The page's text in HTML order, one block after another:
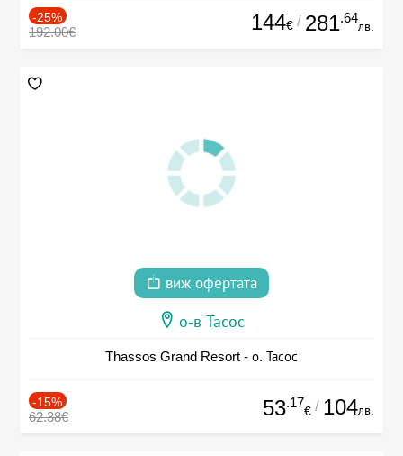
-25%
192.00€ 144€ / 281.64
лв.
виж офертата
о-в Тасос
Thassos Grand Resort - о. Тасос
-15%
62.38€ 53.17
€ / 104лв.